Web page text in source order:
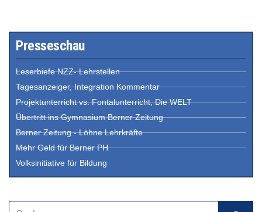
Presseschau
Leserbiefe NZZ- Lehrstellen
Tagesanzeiger, Integration Kommentar
Projektunterricht vs. Fontalunterricht, Die WELT
Übertritt ins Gymnasium Berner Zeitung
Berner Zeitung - Löhne Lehrkräfte
Mehr Geld für Berner PH
Volksinitiative für Bildung